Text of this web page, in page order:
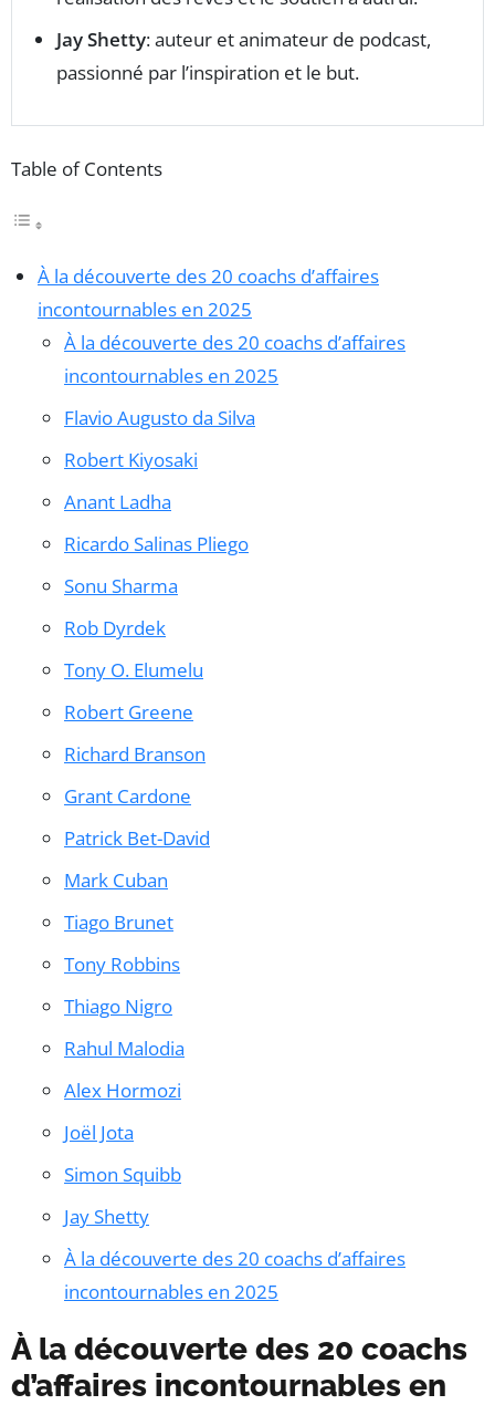
Jay Shetty: auteur et animateur de podcast,
passionné par l’inspiration et le but.
Table of Contents
À la découverte des 20 coachs d’affaires
incontournables en 2025
À la découverte des 20 coachs d’affaires
incontournables en 2025
Flavio Augusto da Silva
Robert Kiyosaki
Anant Ladha
Ricardo Salinas Pliego
Sonu Sharma
Rob Dyrdek
Tony O. Elumelu
Robert Greene
Richard Branson
Grant Cardone
Patrick Bet-David
Mark Cuban
Tiago Brunet
Tony Robbins
Thiago Nigro
Rahul Malodia
Alex Hormozi
Joël Jota
Simon Squibb
Jay Shetty
À la découverte des 20 coachs d’affaires
incontournables en 2025
À la découverte des 20 coachs
d’affaires incontournables en